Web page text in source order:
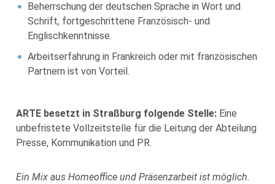
Beherrschung der deutschen Sprache in Wort und
Schrift, fortgeschrittene Französisch- und
Englischkenntnisse.
Arbeitserfahrung in Frankreich oder mit französischen
Partnern ist von Vorteil.
ARTE besetzt in Straßburg folgende Stelle: Eine
unbefristete Vollzeitstelle für die Leitung der Abteilung
Presse, Kommunikation und PR.
Ein Mix aus Homeoffice und Präsenzarbeit ist möglich.